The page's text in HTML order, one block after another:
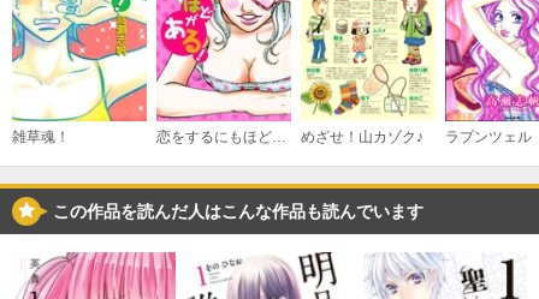
雑草魂！ 恋をするにもほどがある！ めざせ！山カゾク♪ ラプンツェル
この作品を読んだ人はこんな作品も読んでいます